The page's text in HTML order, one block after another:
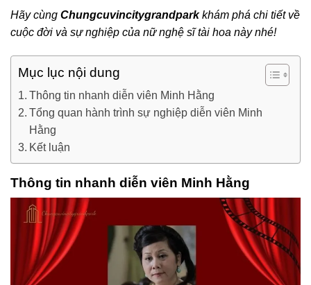
Hãy cùng Chungcuvincitygrandparkkhám phá chi tiết về
cuộc đời và sự nghiệp của nữ nghệ sĩ tài hoa này nhé!
Mục lục nội dung
Thông tin nhanh diễn viên Minh Hằng
Tổng quan hành trình sự nghiệp diễn viên Minh
Hằng
Kết luận
Thông tin nhanh diễn viên Minh Hằng